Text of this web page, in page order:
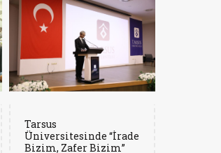
Tarsus
Üniversitesinde “İrade
Bizim, Zafer Bizim”